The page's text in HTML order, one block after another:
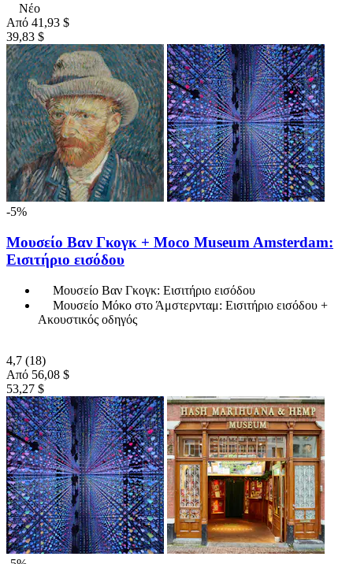
Νέο
Από 41,93 $
39,83 $
-5%
Μουσείο Βαν Γκογκ + Moco Museum Amsterdam:
Εισιτήριο εισόδου
Μουσείο Βαν Γκογκ: Εισιτήριο εισόδου
Μουσείο Μόκο στο Άμστερνταμ: Εισιτήριο εισόδου +
Ακουστικός οδηγός
4,7 (18)
Από 56,08 $
53,27 $